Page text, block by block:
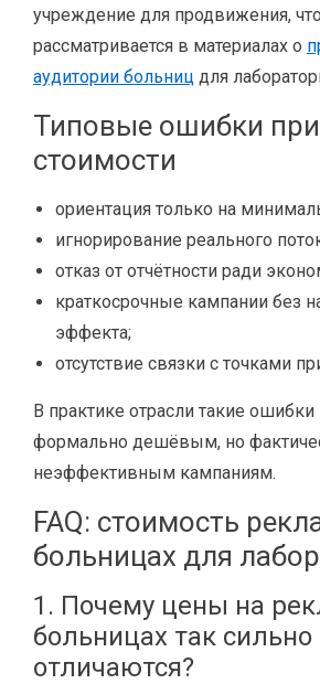
учреждение для продвижения,
рассматривается в материалах о
аудитории больниц для
Типовые ошибки
стоимости
ориентация только на
игнорирование реального
отказ от отчётности ради
краткосрочные кампании без
эффекта;
отсутствие связки с точками
В практике отрасли такие ошибки
формально дешёвым, но
неэффективным кампаниям.
FAQ: стоимость
больницах для
1. Почему цены на
больницах так сильно
отличаются?